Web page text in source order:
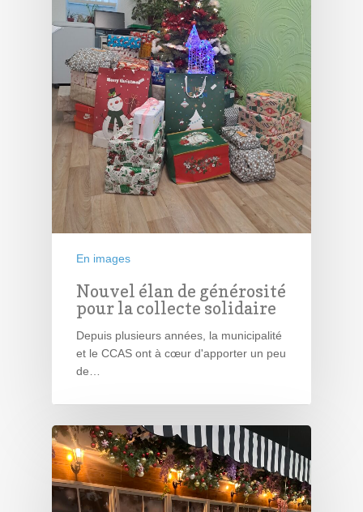
En images
Nouvel élan de générosité
pour la collecte solidaire
Depuis plusieurs années, la municipalité
et le CCAS ont à cœur d'apporter un peu
de…